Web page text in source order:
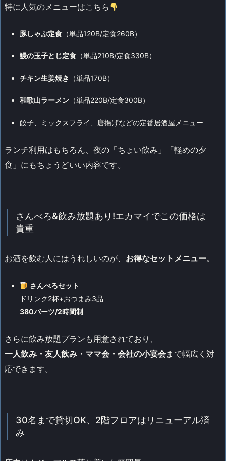
特に人気のメニューはこちら
豚しゃぶ定食 （単品120B/定食260B）
鰻の玉子とじ定食 （単品210B/定食330B）
チキン生姜焼き （単品170B）
和歌山ラーメン （単品220B/定食300B）
餃子、ミックスフライ、唐揚げなどの定番居酒屋メニュー
ランチ利用はもちろん、夜の「ちょい飲み」「軽めの夕
食」にもちょうどいい内容です。
さんべろ&飲み放題あり!エカマイでこの価格は
貴重
お酒を飲む人にはうれしいのが、 お得なセットメニュー。
さんべろセット
ドリンク2杯+おつまみ3品
380バーツ/2時間制
さらに飲み放題プランも用意されており、
一人飲み・友人飲み・ママ会・会社の小宴会まで幅広く対
応できます。
30名まで貸切OK、2階フロアはリニューアル済
み